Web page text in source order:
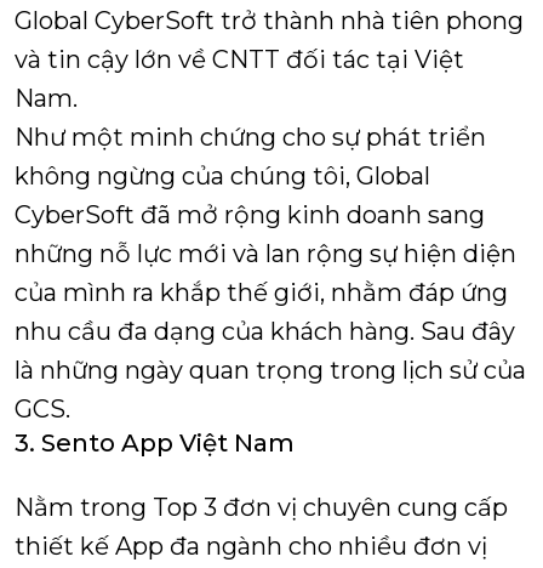
Global CyberSoft trở thành nhà tiên phong
và tin cậy lớn về CNTT đối tác tại Việt
Nam.
Như một minh chứng cho sự phát triển
không ngừng của chúng tôi, Global
CyberSoft đã mở rộng kinh doanh sang
những nỗ lực mới và lan rộng sự hiện diện
của mình ra khắp thế giới, nhằm đáp ứng
nhu cầu đa dạng của khách hàng. Sau đây
là những ngày quan trọng trong lịch sử của
GCS.
3. Sento App Việt Nam
Nằm trong Top 3 đơn vị chuyên cung cấp
thiết kế App đa ngành cho nhiều đơn vị